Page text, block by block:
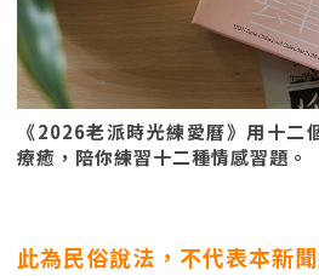
《2026老派時光練愛曆》用十二
療癒，陪你練習十二種情感習題。
此為民俗說法，不代表本新